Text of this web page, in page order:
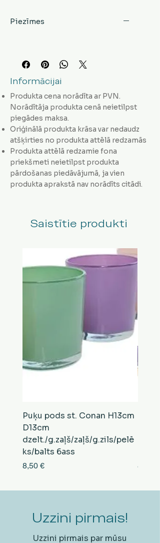
Piezīmes
Informācijai
Produkta cena norādīta ar PVN.
Norādītāja produkta cenā neietilpst
piegādes maksa.
Oriģinālā produkta krāsa var nedaudz
atšķirties no produkta attēlā redzamās
Produkta attēlā redzamie fona
priekšmeti neietilpst produkta
pārdošanas piedāvājumā, ja vien
produkta aprakstā nav norādīts citādi.
Saistītie produkti
Puķu pods st. Conan H13cm
D13cm
dzelt./g.zaļš/zaļš/g.zils/pelē
ks/balts 6ass
Cena
8,50 € Cena
8,50 €
Uzzini pirmais!
Uzzini pirmais par mūsu